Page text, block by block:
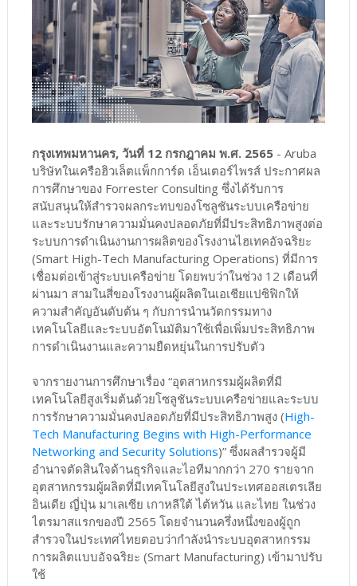
กรุงเทพมหานคร, วันที่ 12 กรกฎาคม พ.ศ. 2565 - Aruba
บริษัทในเครือฮิวเล็ตแพ็กการ์ด เอ็นเตอร์ไพรส์ ประกาศผล
การศึกษาของ Forrester Consulting ซึ่งได้รับการ
สนับสนุนให้สำรวจผลกระทบของโซลูชันระบบเครือข่าย
และระบบรักษาความมั่นคงปลอดภัยที่มีประสิทธิภาพสูงต่อ
ระบบการดำเนินงานการผลิตของโรงงานไฮเทคอัจฉริยะ
(Smart High-Tech Manufacturing Operations) ที่มีการ
เชื่อมต่อเข้าสู่ระบบเครือข่าย โดยพบว่าในช่วง 12 เดือนที่
ผ่านมา สามในสี่ของโรงงานผู้ผลิตในเอเชียแปซิฟิกให้
ความสำคัญอันดับต้น ๆ กับการนำนวัตกรรมทาง
เทคโนโลยีและระบบอัตโนมัติมาใช้เพื่อเพิ่มประสิทธิภาพ
การดำเนินงานและความยืดหยุ่นในการปรับตัว
จากรายงานการศึกษาเรื่อง “อุตสาหกรรมผู้ผลิตที่มี
เทคโนโลยีสูงเริ่มต้นด้วยโซลูชันระบบเครือข่ายและระบบ
การรักษาความมั่นคงปลอดภัยที่มีประสิทธิภาพสูง (High-
Tech Manufacturing Begins with High-Performance
Networking and Security Solutions)” ซึ่งผลสำรวจผู้มี
อำนาจตัดสินใจด้านธุรกิจและไอทีมากกว่า 270 รายจาก
อุตสาหกรรมผู้ผลิตที่มีเทคโนโลยีสูงในประเทศออสเตรเลีย
อินเดีย ญี่ปุ่น มาเลเซีย เกาหลีใต้ ไต้หวัน และไทย ในช่วง
ไตรมาสแรกของปี 2565 โดยจำนวนครึ่งหนึ่งของผู้ถูก
สำรวจในประเทศไทยตอบว่ากำลังนำระบบอุตสาหกรรม
การผลิตแบบอัจฉริยะ (Smart Manufacturing) เข้ามาปรับ
ใช้